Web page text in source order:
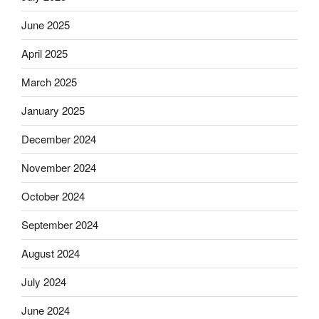
June 2025
April 2025
March 2025
January 2025
December 2024
November 2024
October 2024
September 2024
August 2024
July 2024
June 2024